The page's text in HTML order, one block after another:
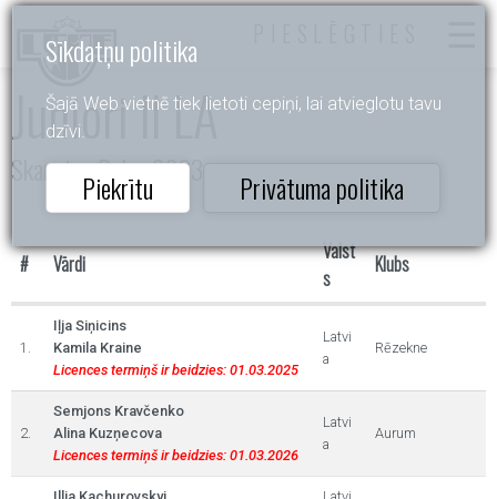
Sīkdatņu politika
Šajā Web vietnē tiek lietoti cepiņi, lai atvieglotu tavu
dzīvi.
Piekrītu Privātuma politika
Juniori II LA
Skanstes Balva 2023
# Vārdi
Valst
s
Klubs
1.
Iļja Siņicins
Kamila Kraine
Licences termiņš ir beidzies: 01.03.2025
Latvi
a
Rēzekne
2.
Semjons Kravčenko
Alina Kuzņecova
Licences termiņš ir beidzies: 01.03.2026
Latvi
a
Aurum